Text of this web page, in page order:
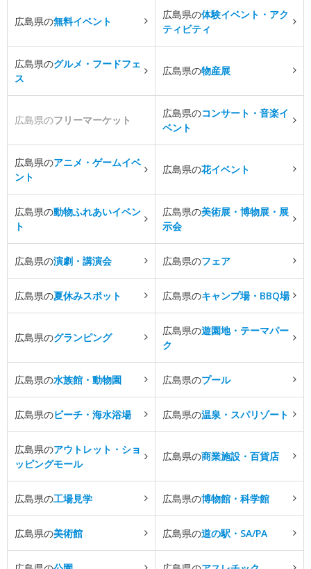
広島県の無料イベント
広島県の体験イベント・アク
ティビティ
広島県のグルメ・フードフェ
ス
広島県の物産展
広島県のフリーマーケット
広島県のコンサート・音楽イ
ベント
広島県のアニメ・ゲームイベ
ント
広島県の花イベント
広島県の動物ふれあいイベン
ト
広島県の美術展・博物展・展
示会
広島県の演劇・講演会 広島県のフェア
広島県の夏休みスポット 広島県のキャンプ場・BBQ場
広島県のグランピング
広島県の遊園地・テーマパー
ク
広島県の水族館・動物園 広島県のプール
広島県のビーチ・海水浴場 広島県の温泉・スパリゾート
広島県のアウトレット・ショ
ッピングモール
広島県の商業施設・百貨店
広島県の工場見学 広島県の博物館・科学館
広島県の美術館 広島県の道の駅・SA/PA